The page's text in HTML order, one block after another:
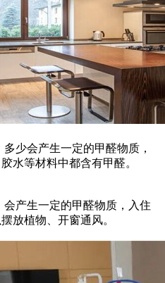
少会产生一定的甲醛物质，
水等材料中都含有甲醛。
产生一定的甲醛物质，入住
放植物、开窗通风。